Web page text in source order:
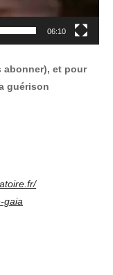
06:10
abonner), et pour
guérison
gaia